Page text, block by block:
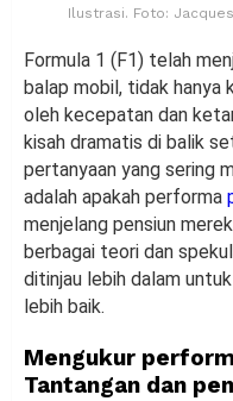
Ilustrasi. Foto:
Formula 1 (F1) telah
balap mobil, tidak hanya
oleh kecepatan dan
kisah dramatis di balik
pertanyaan yang sering
adalah apakah performa
menjelang pensiun
berbagai teori dan
ditinjau lebih dalam
lebih baik.
Mengukur
Tantangan dan